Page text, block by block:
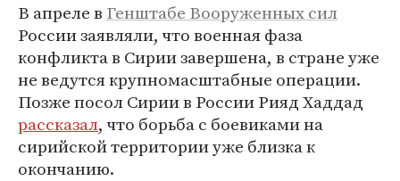
В апреле в Генштабе Вооруженных сил
России заявляли, что военная фаза
конфликта в Сирии завершена, в стране уже
не ведутся крупномасштабные операции.
Позже посол Сирии в России Рияд Хаддад
рассказал, что борьба с боевиками на
сирийской территории уже близка к
окончанию.